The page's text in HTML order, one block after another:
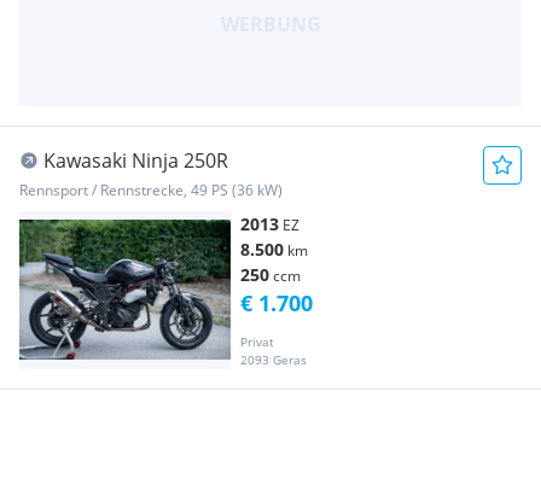
Kawasaki Ninja 250R
Rennsport / Rennstrecke, 49 PS (36 kW)
2013 EZ
8.500 km
250ccm
Privat
2093 Geras
€ 1.700